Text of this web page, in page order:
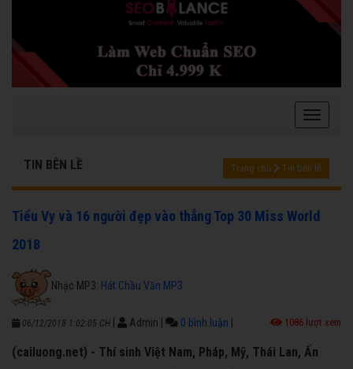
TIN BÊN LỀ Trang chủ Tin bên lề
Tiểu Vy và 16 người đẹp vào thẳng Top 30 Miss World
2018
Nhạc MP3: Hát Chầu Văn MP3
06/12/2018 1:02:05 CH Admin 0 bình luận 1086 lượt xem
(cailuong.net) - Thí sinh Việt Nam, Pháp, Mỹ, Thái Lan, Ấn